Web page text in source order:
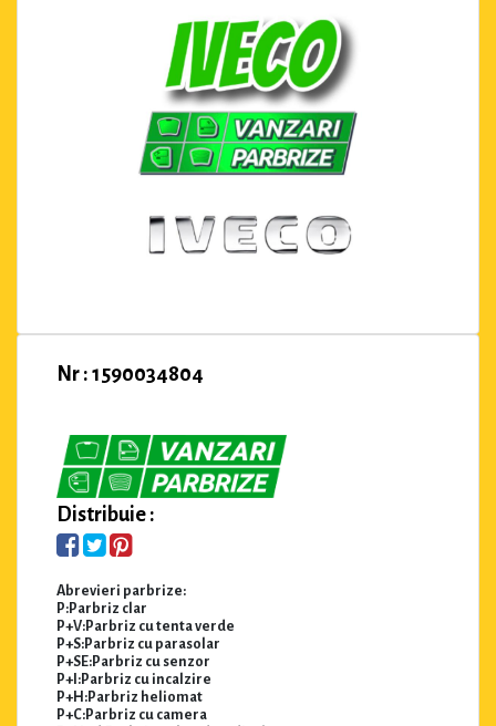
Nr : 1590034804
Distribuie :
Abrevieri parbrize:
P:Parbriz clar
P+V:Parbriz cu tenta verde
P+S:Parbriz cu parasolar
P+SE:Parbriz cu senzor
P+I:Parbriz cu incalzire
P+H:Parbriz heliomat
P+C:Parbriz cu camera